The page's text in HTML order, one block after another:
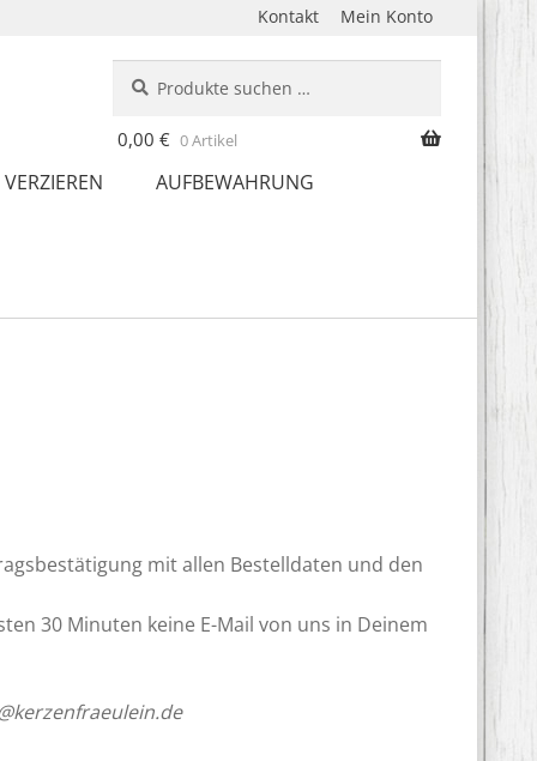
Kontakt Mein Konto
nach:
AUFBEWAHRUNG
0,00 € 0 Artikel
mit allen Bestelldaten und den
30 Minuten keine E-Mail von uns in Deinem